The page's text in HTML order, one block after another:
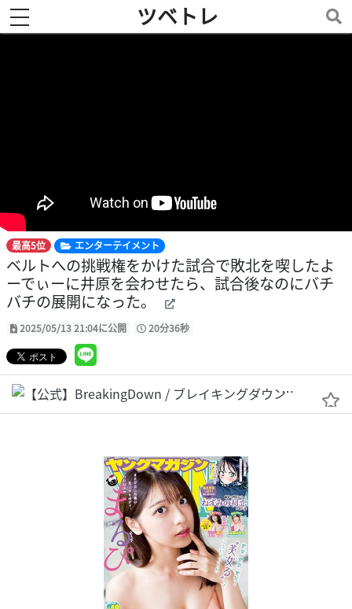
toggle navigation ツベトレ
最高5位 エンターテイメント
ベルトへの挑戦権をかけた試合で敗北を喫したよ
ーでぃーに井原を会わせたら、試合後なのにバチ
バチの展開になった。
2025/05/13 21:04に公開 20分36秒
【公式】